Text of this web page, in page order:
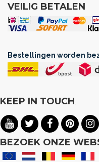
VEILIG BETALEN
Bestellingen worden
KEEP IN TOUCH.
BEZOEK ONZE